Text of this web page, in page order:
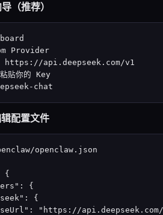
（推荐）
Provider
https://api.deepseek.com/v1
贴你的 Key
chat
配置文件
openclaw.json
{
{
{
"https://